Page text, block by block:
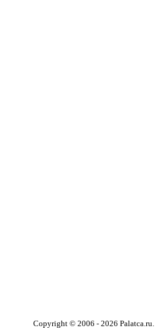
Copyright © 2006 - 2026 Palatca.ru.